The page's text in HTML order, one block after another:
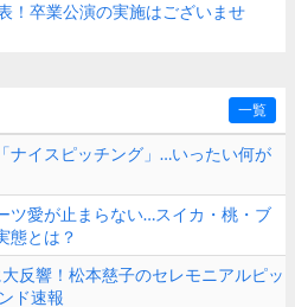
！卒業公演の実施はございませ
一覧
ナイスピッチング」…いったい何が
ツ愛が止まらない…スイカ・桃・ブ
態とは？
反響！松本慈子のセレモニアルピッ
ド速報